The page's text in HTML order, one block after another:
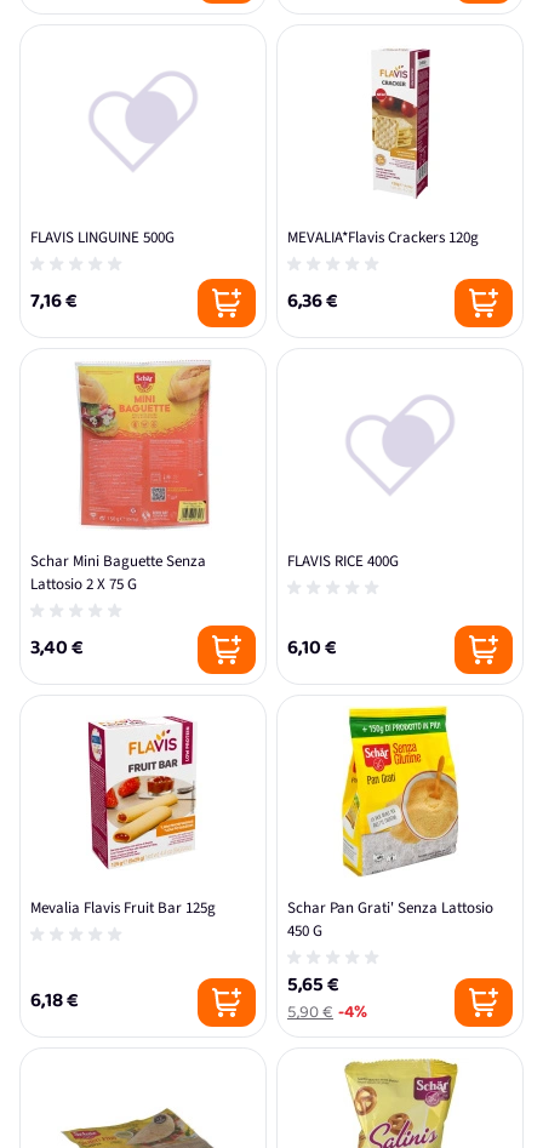
FLAVIS LINGUINE 500G
7,16 €
MEVALIA*Flavis Crackers 120g
6,36 €
Schar Mini Baguette Senza
Lattosio 2 X 75 G
3,40 €
FLAVIS RICE 400G
6,10 €
Mevalia Flavis Fruit Bar 125g
6,18 €
Schar Pan Grati' Senza Lattosio
450 G
5,65 €
5,90 €-4%